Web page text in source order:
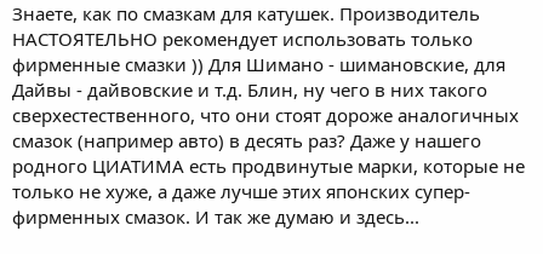
Знаете, как по смазкам для катушек. Производитель
НАСТОЯТЕЛЬНО рекомендует использовать только
фирменные смазки )) Для Шимано - шимановские, для
Дайвы - дайвовские и т.д. Блин, ну чего в них такого
сверхестественного, что они стоят дороже аналогичных
смазок (например авто) в десять раз? Даже у нашего
родного ЦИАТИМА есть продвинутые марки, которые не
только не хуже, а даже лучше этих японских супер-
фирменных смазок. И так же думаю и здесь...